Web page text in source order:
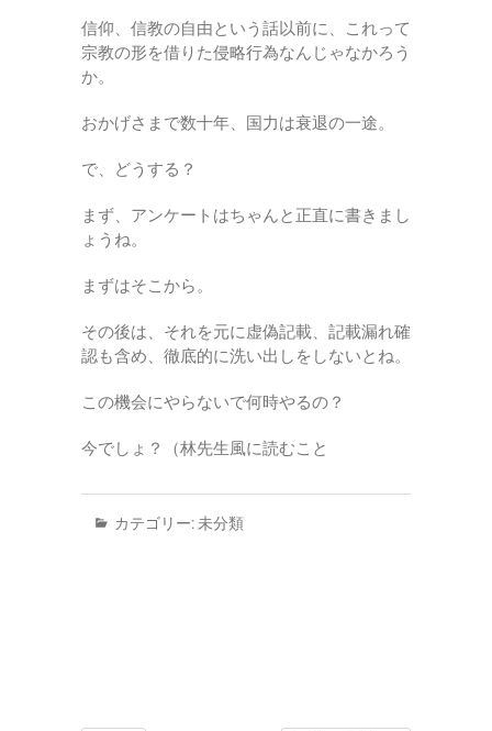
信仰、信教の自由という話以前に、これって
宗教の形を借りた侵略行為なんじゃなかろう
か。
おかげさまで数十年、国力は衰退の一途。
で、どうする？
まず、アンケートはちゃんと正直に書きまし
ょうね。
まずはそこから。
その後は、それを元に虚偽記載、記載漏れ確
認も含め、徹底的に洗い出しをしないとね。
この機会にやらないで何時やるの？
今でしょ？（林先生風に読むこと
カテゴリー: 未分類